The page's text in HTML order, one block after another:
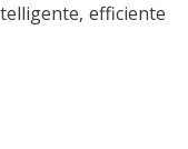
efficiente